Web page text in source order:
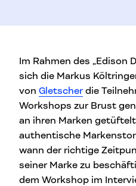
Im Rahmen des „Edison
sich die Markus
von Gletscherdie
Workshops zur Brust
an ihren Marken
authentische
wann der richtige
seiner Marke zu
dem Workshop im